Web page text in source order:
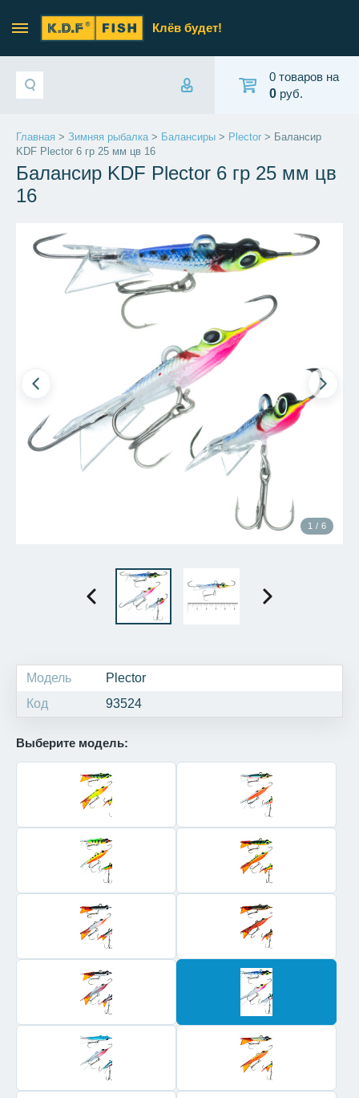
Клёв будет!
0 товаров на
0 руб.
Главная > Зимняя рыбалка> Балансиры > Plector > Балансир
KDF Plector 6 гр 25 мм цв 16
Балансир KDF Plector 6 гр 25 мм цв
16
1 / 6
Модель
Plector
Код
93524
Выберите модель: